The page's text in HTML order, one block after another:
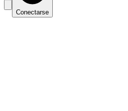
Conectarse